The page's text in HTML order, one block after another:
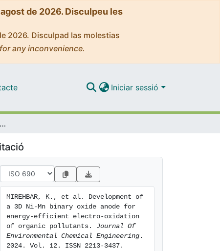
de 2026. Disculpeu les
2026. Disculpad las molestias
any inconvenience.
Iniciar sessió
Development of a 3D Ni-Mn binary oxide anode for energy-efficient electro-oxidation of organic pollutants
MIREHBAR, K., et al. Development of
a 3D Ni-Mn binary oxide anode for
energy-efficient electro-oxidation
of organic pollutants. Journal Of
Environmental Chemical Engineering .
2024. Vol. 12. ISSN 2213-3437.